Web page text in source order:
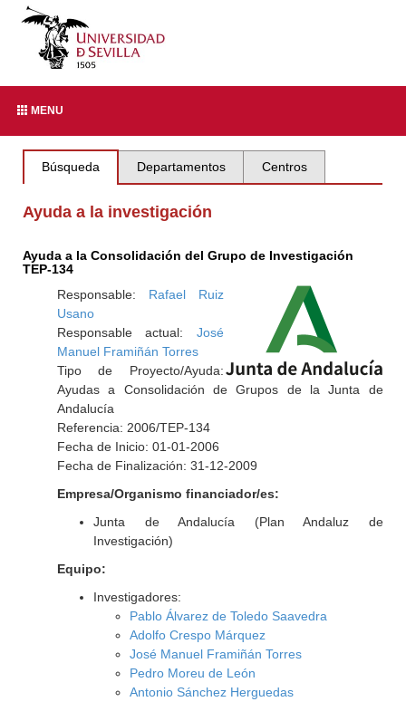
MENU
Búsqueda Departamentos Centros
Ayuda a la investigación
Ayuda a la Consolidación del Grupo de Investigación
TEP-134
Responsable: Rafael Ruiz
Usano
Responsable actual: José
Manuel Framiñán Torres
Tipo de Proyecto/Ayuda:
Ayudas a Consolidación de Grupos de la Junta de
Andalucía
Referencia: 2006/TEP-134
Fecha de Inicio: 01-01-2006
Fecha de Finalización: 31-12-2009
Empresa/Organismo financiador/es:
Junta de Andalucía (Plan Andaluz de
Investigación)
Equipo:
Investigadores:
Pablo Álvarez de Toledo Saavedra
Adolfo Crespo Márquez
José Manuel Framiñán Torres
Pedro Moreu de León
Antonio Sánchez Herguedas